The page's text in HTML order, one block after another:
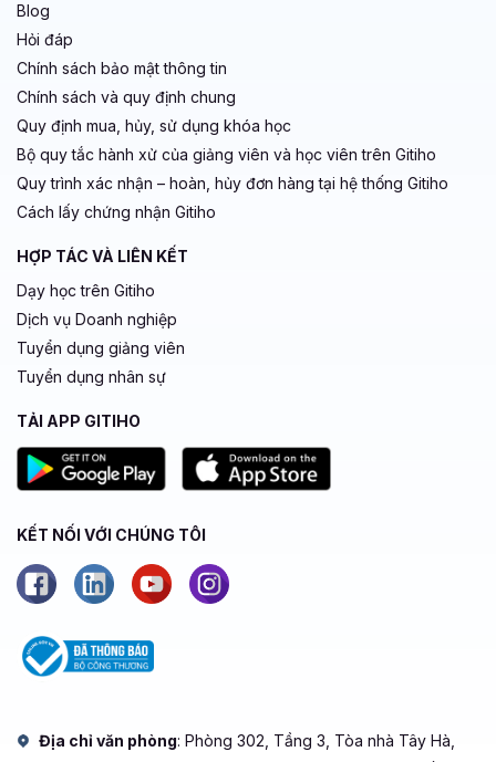
Blog
Hỏi đáp
Chính sách bảo mật thông tin
Chính sách và quy định chung
Quy định mua, hủy, sử dụng khóa học
Bộ quy tắc hành xử của giảng viên và học viên trên Gitiho
Quy trình xác nhận – hoàn, hủy đơn hàng tại hệ thống Gitiho
Cách lấy chứng nhận Gitiho
HỢP TÁC VÀ LIÊN KẾT
Dạy học trên Gitiho
Dịch vụ Doanh nghiệp
Tuyển dụng giảng viên
Tuyển dụng nhân sự
TẢI APP GITIHO
KẾT NỐI VỚI CHÚNG TÔI
Địa chỉ văn phòng: Phòng 302, Tầng 3, Tòa nhà Tây Hà,